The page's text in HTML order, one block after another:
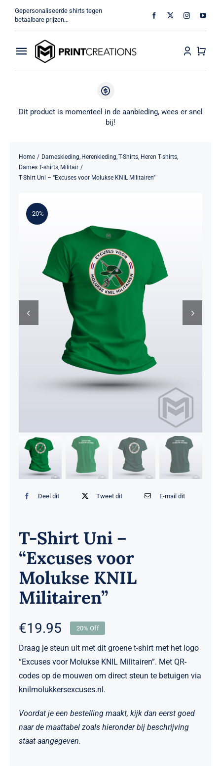
naar
inhoud
Gepersonaliseerde shirts tegen
betaalbare prijzen…
Toggle
Navigation
Militair
Shop
Dit product is momenteel in de aanbieding, wees er snel
bij!
Home Dameskleding Herenkleding T-Shirts Heren T-shirts
Dames T-shirts Militair
T-Shirt Uni – “Excuses voor Molukse KNIL Militairen”
-20%
Deel dit Tweet dit E-mail dit
T-Shirt Uni –
“Excuses voor
Molukse KNIL
Militairen”
€19.95 20% Off
Draag je steun uit met dit groene t-shirt met het logo
“Excuses voor Molukse KNIL Militairen”. Met QR-
codes op de mouwen om direct steun te betuigen via
knilmolukkersexcuses.nl.
Voordat je een bestelling maakt, kijk dan eerst goed
naar de maattabel zoals hieronder bij beschrijving
staat aangegeven.